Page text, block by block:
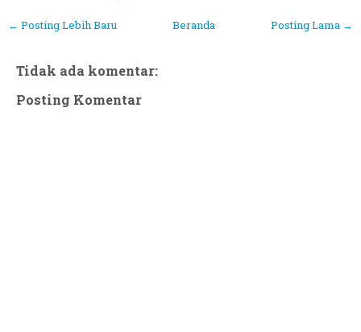
← Posting Lebih Baru Posting Lama →
Beranda
Tidak ada komentar:
Posting Komentar